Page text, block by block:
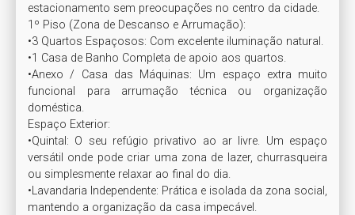
estacionamento sem preocupações no centro da cidade.
1º Piso (Zona de Descanso e Arrumação):
•3 Quartos Espaçosos: Com excelente iluminação natural.
•1 Casa de Banho Completa de apoio aos quartos.
•Anexo / Casa das Máquinas: Um espaço extra muito
funcional para arrumação técnica ou organização
doméstica.
Espaço Exterior:
•Quintal: O seu refúgio privativo ao ar livre. Um espaço
versátil onde pode criar uma zona de lazer, churrasqueira
ou simplesmente relaxar ao final do dia.
•Lavandaria Independente: Prática e isolada da zona social,
mantendo a organização da casa impecável.